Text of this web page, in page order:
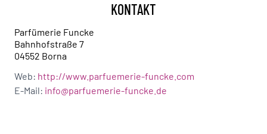
KONTAKT
Parfümerie Funcke
Bahnhofstraße 7
04552 Borna
Web: http://www.parfuemerie-funcke.com
E-Mail: info@parfuemerie-funcke.de